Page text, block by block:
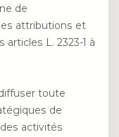
de
attributions et
L. 2323-1 à
toute
de
activités